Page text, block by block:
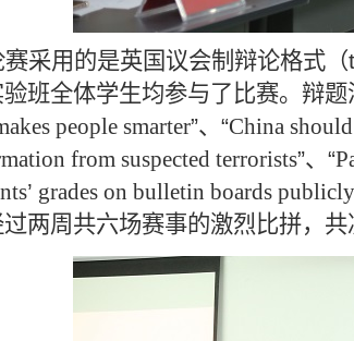
采用的是英国议会制辩论格式（
班全体学生均参与了比赛。辩
people smarter”、 “China
from suspected terrorists”、 “
’ grades on bulletin boards
两周共六场赛事的激烈比拼，共